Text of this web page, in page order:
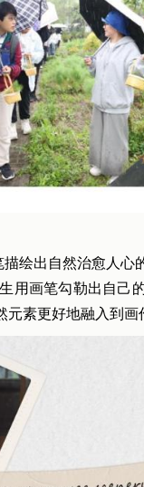
绘出自然治愈人心
用画笔勾勒出自己
素更好地融入到画